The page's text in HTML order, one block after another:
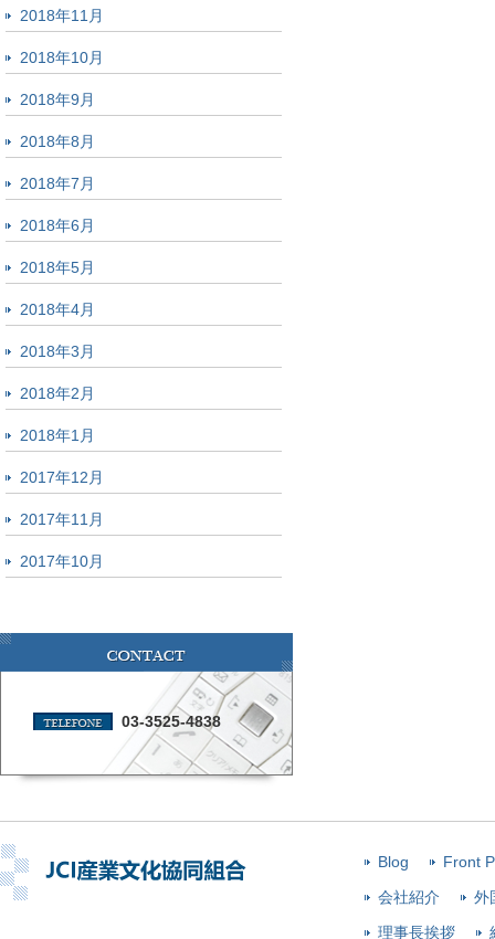
2018年11月
2018年10月
2018年9月
2018年8月
2018年7月
2018年6月
2018年5月
2018年4月
2018年3月
2018年2月
2018年1月
2017年12月
2017年11月
2017年10月
03-3525-4838
Blog Front
会社紹介 外
理事長挨拶